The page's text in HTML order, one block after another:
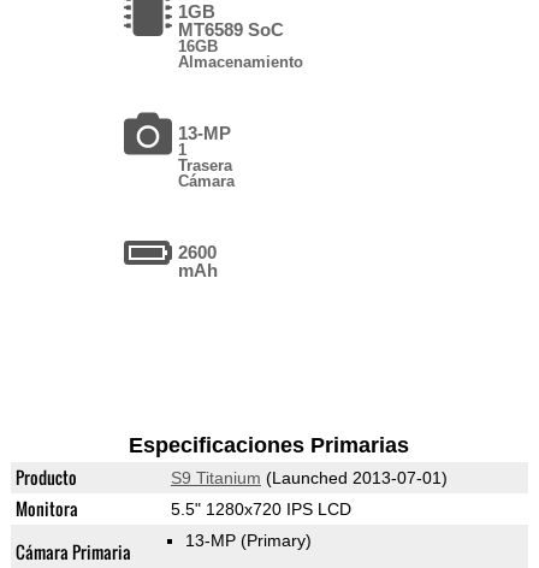
1GB
MT6589 SoC
16GB
Almacenamiento
13-MP
1
Trasera
Cámara
2600
mAh
Especificaciones Primarias
Producto S9 Titanium (Launched 2013-07-01)
Monitora 5.5" 1280x720 IPS LCD
Cámara Primaria 13-MP (Primary)